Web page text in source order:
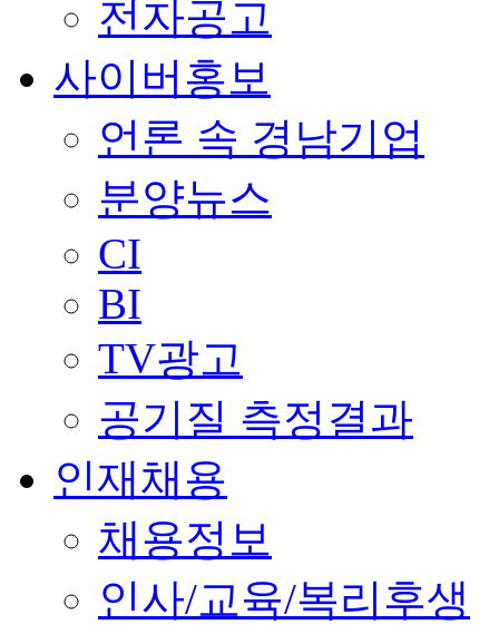
전자공고
사이버홍보
언론 속 경남기업
분양뉴스
CI
BI
TV광고
공기질 측정결과
인재채용
채용정보
인사/교육/복리후생